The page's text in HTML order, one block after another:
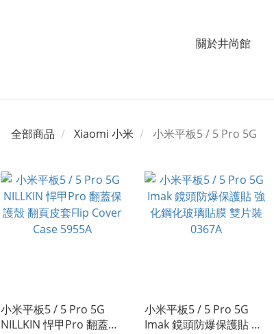
關於井尚館
全部商品 Xiaomi 小米 小米平板5 / 5 Pro 5G
小米平板5 / 5 Pro 5G
NILLKIN 悍甲Pro 翻蓋保
小米平板5 / 5 Pro 5G
Imak 鏡頭防爆保護貼 強